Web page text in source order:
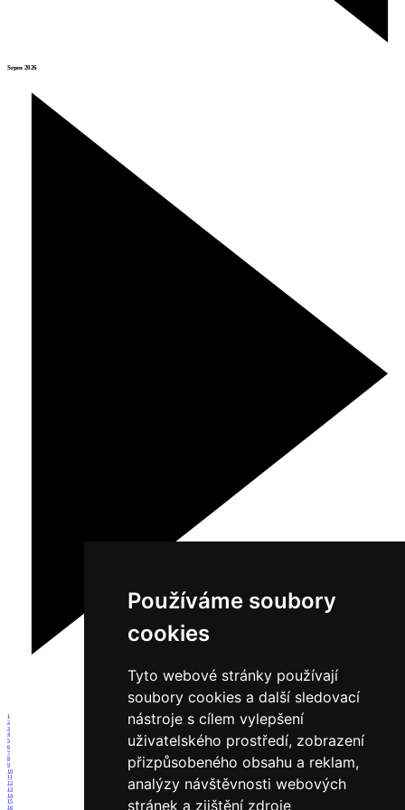
Používáme soubory
cookies
Tyto webové stránky používají
soubory cookies a další sledovací
nástroje s cílem vylepšení
uživatelského prostředí, zobrazení
přizpůsobeného obsahu a reklam,
analýzy návštěvnosti webových
stránek a zjištění zdroje
Srpen 2026
1
2
3
4
5
6
7
8
9
10
11
12
13
14
15
16